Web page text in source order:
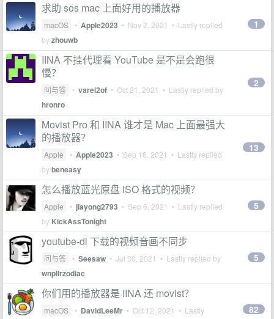
求助 sos mac 上面好用的播放器
macOS • Apple2023 • Nov 2, 2021 • Lastly replied
byzhouwb
1
IINA 不挂代理看 YouTube 是不是会跑很
慢？
问与答 • varei2of • Oct 21, 2021 • Lastly replied by
hronro
2
Movist Pro 和 IINA 谁才是 Mac 上面最强大
的播放器？
Apple • Apple2023 • Sep 16, 2021 • Lastly replied
bybeneasy
13
怎么播放蓝光原盘 ISO 格式的视频？
Apple • jiayong2793 • Sep 6, 2021 • Lastly replied
by KickAssTonight
5
youtube-dl 下载的视频音画不同步
问与答 • Seesaw • Jul 30, 2021 • Lastly replied by
wnpllrzodiac
5
你们用的播放器是 IINA 还 movist？
macOS • DavidLeeMr • Oct 12, 2021 • Lastly
82